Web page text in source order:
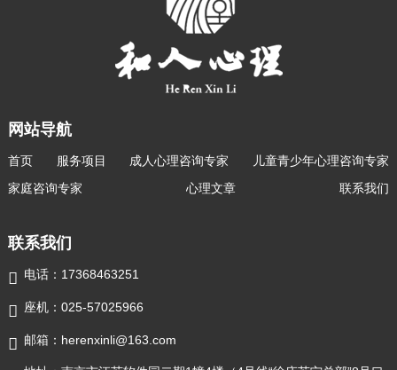
网站导航
首页 服务项目 成人心理咨询专家
儿童青少年心理咨询专家
家庭咨询专家
心理文章 联系我们
联系我们
 电话：17368463251
 座机：025-57025966
 邮箱：herenxinli@163.com